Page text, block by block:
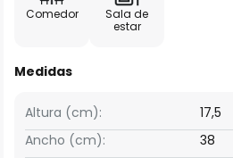
Comedor
Sala de
estar
Medidas
Ancho (cm): 38
Altura (cm): 17,5